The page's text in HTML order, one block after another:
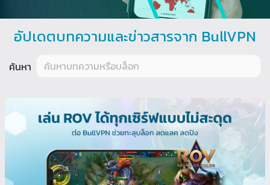
อัปเดตบทความและข่าวสารจาก BullVPN
ค้นหา